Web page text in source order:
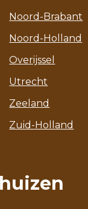
Noord-Brabant
Noord-Holland
Overijssel
Utrecht
Zeeland
Zuid-Holland